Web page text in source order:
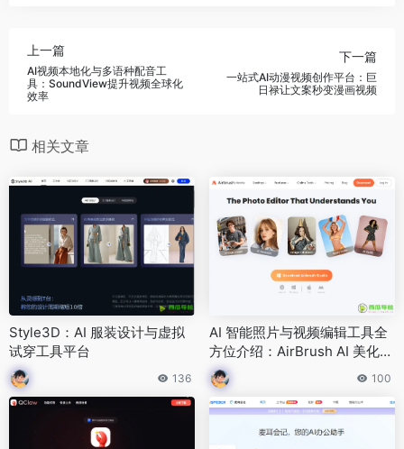
上一篇
AI视频本地化与多语种配音工
具：SoundView提升视频全球化
效率
下一篇
一站式AI动漫视频创作平台：巨
日禄让文案秒变漫画视频
相关文章
Style3D：AI 服装设计与虚拟
试穿工具平台
136
AI 智能照片与视频编辑工具全
方位介绍：AirBrush AI 美化与
创作编辑平台
100